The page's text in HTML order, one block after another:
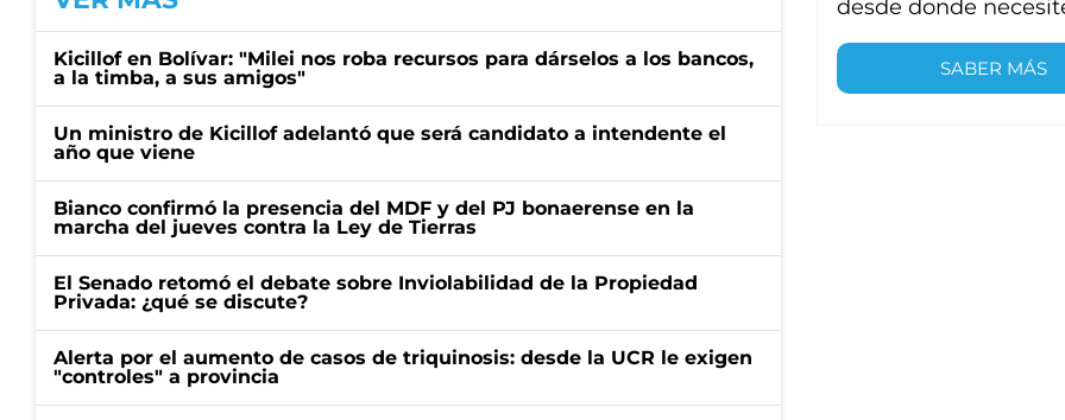
Kicillof en Bolívar: "Milei nos roba recursos para dárselos a los bancos,
a la timba, a sus amigos"
Un ministro de Kicillof adelantó que será candidato a intendente el
año que viene
Bianco confirmó la presencia del MDF y del PJ bonaerense en la
marcha del jueves contra la Ley de Tierras
El Senado retomó el debate sobre Inviolabilidad de la Propiedad
Privada: ¿qué se discute?
Alerta por el aumento de casos de triquinosis: desde la UCR le exigen
"controles" a provincia
desde donde
SABER MÁS